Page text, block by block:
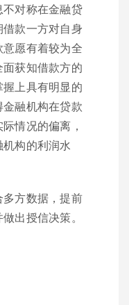
对称在金融贷
款一方对自身
愿有着较为全
获知借款方的
上具有明显的
融机构在贷款
情况的偏离，
构的利润水
方数据，提前
出授信决策。